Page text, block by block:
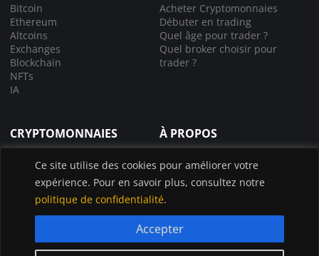
Ce site utilise des cookies pour améliorer votre
expérience. Pour en savoir plus, consultez notre
politique de confidentialité.
Accepter
Bitcoin
Ethereum
Altcoins
Exchanges
Blockchain
NFTs
IA
Acheter Cryptomonnaies
Débuter en trading
Quel âge pour trader ?
Quel broker choisir pour
trader ?
CRYPTOMONNAIES
Lexique crypto
Choisir le bon exchange
Canal liquidations crypto
À PROPOS
Nous contacter
Application InvestX
© InvestX 2025